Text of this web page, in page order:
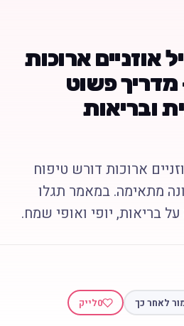
אוזניים ארוכות
מדריך פשוט
ובריאות
ארוכות דורש טיפוח
מתאימה. במאמר תגלו
בריאות, יופי ואופי שמח.
לאחר כך 0לייק